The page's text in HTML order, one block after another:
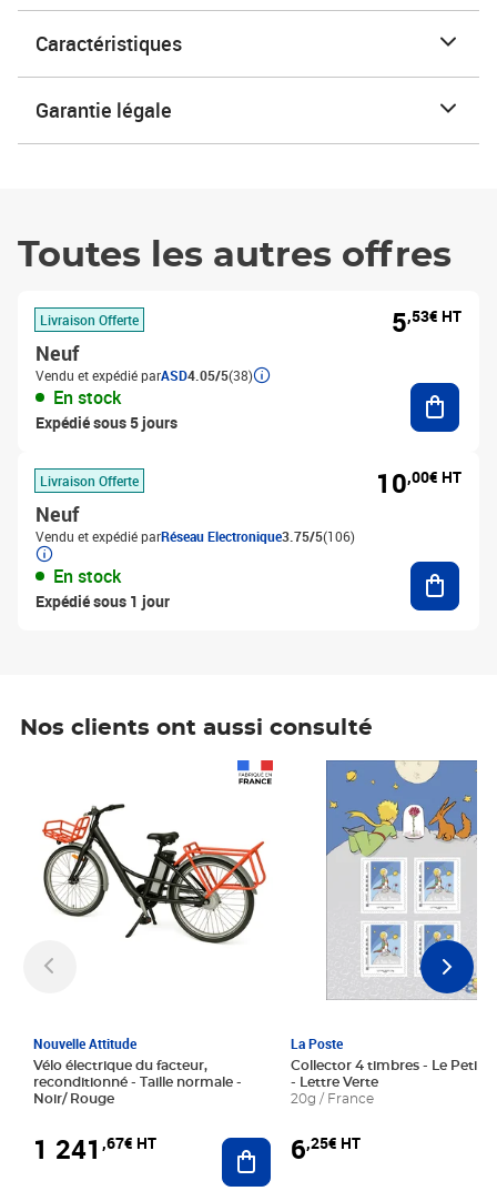
Caractéristiques
Garantie légale
Toutes les autres offres
Livraison Offerte
Neuf
Vendu et expédié parASD4.05/5(38)
En stock
Expédié sous 5 jours
5,53€ HT
Livraison Offerte
Neuf
Vendu et expédié parRéseau Electronique3.75/5(106)
En stock
Expédié sous 1 jour
10,00€ HT
Nos clients ont aussi consulté
Nouvelle Attitude
Vélo électrique du facteur,
reconditionné - Taille normale -
Noir/ Rouge
1 241 ,67€ HT Ajouter au panier
La Poste
Collector 4 timbres - Le Petit
- Lettre Verte
20g / France
6,25€ HT
Prix 6,25€ HT